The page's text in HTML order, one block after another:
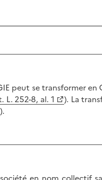
peut se transformer en
L. 252-8, al. 1
). La
).